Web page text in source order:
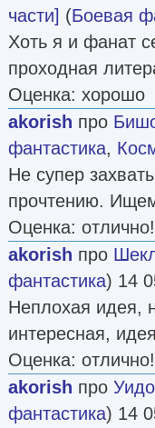
части] (Боевая
Хоть я и фанат
проходная
Оценка: хорошо
akorish про
фантастика,
Не супер
прочтению.
Оценка: отлично!
akorish про
фантастика) 14
Неплохая идея,
интересная,
Оценка: отлично!
akorish про
фантастика) 14